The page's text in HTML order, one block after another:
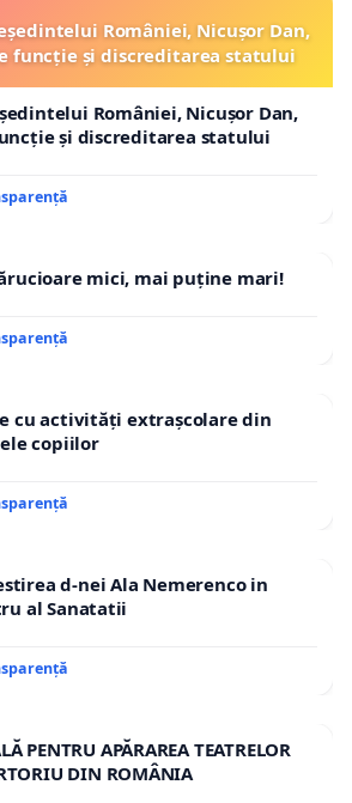
României, Nicușor Dan,
funcție și discreditarea statului
României, Nicușor Dan,
și discreditarea statului
mici, mai puține mari!
cu activități extrașcolare din
copiilor
d-nei Ala Nemerenco in
al Sanatatii
PENTRU APĂRAREA TEATRELOR
DIN ROMÂNIA